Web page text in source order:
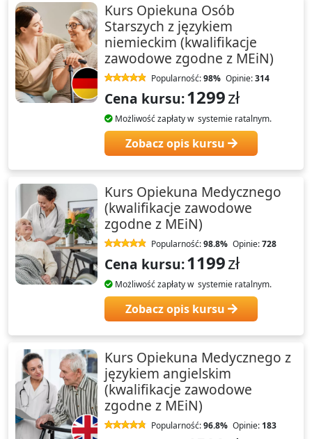
Kurs Opiekuna Osób
Starszych z językiem
niemieckim (kwalifikacje
zawodowe zgodne z MEiN)
Popularność:98% Opinie:314
Cena kursu:1299zł
Możliwość zapłaty w systemie ratalnym.
Zobacz opis kursu
Kurs Opiekuna Medycznego
(kwalifikacje zawodowe
zgodne z MEiN)
Popularność:98.8% Opinie:728
Cena kursu:1199zł
Możliwość zapłaty w systemie ratalnym.
Zobacz opis kursu
Kurs Opiekuna Medycznego z
językiem angielskim
(kwalifikacje zawodowe
zgodne z MEiN)
Popularność:96.8% Opinie: 183